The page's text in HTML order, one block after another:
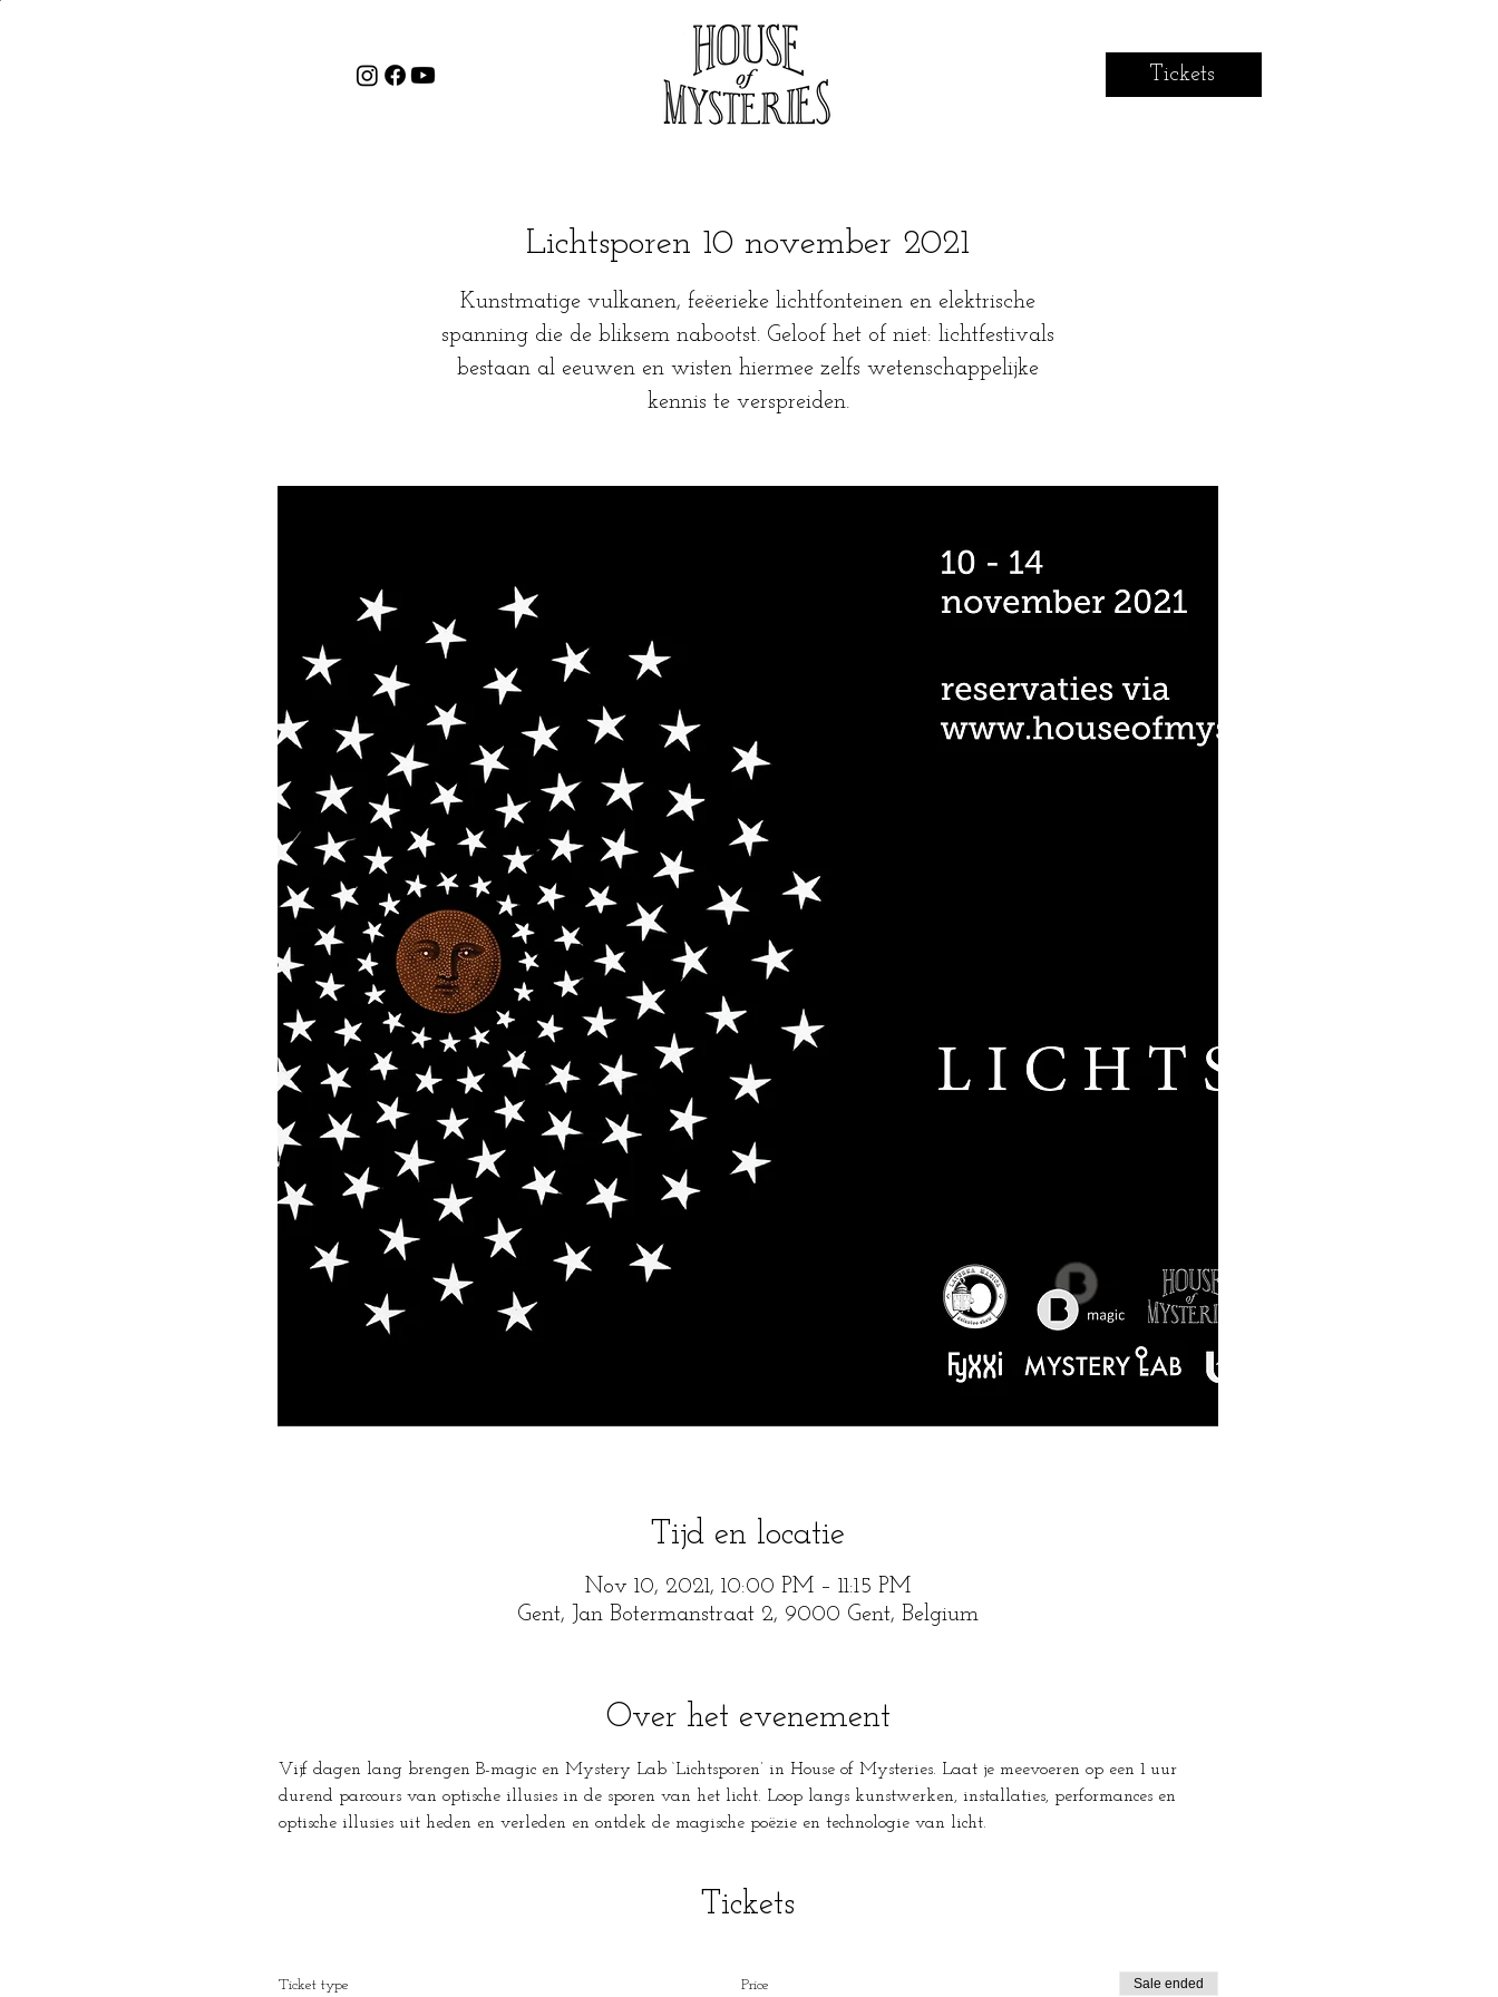
Tickets
Lichtsporen 10 november 2021
Kunstmatige vulkanen, feëerieke lichtfonteinen en elektrische
spanning die de bliksem nabootst. Geloof het of niet: lichtfestivals
bestaan al eeuwen en wisten hiermee zelfs wetenschappelijke
kennis te verspreiden.
Tijd en locatie
Nov 10, 2021, 10:00 PM – 11:15 PM
Gent, Jan Botermanstraat 2, 9000 Gent, Belgium
Over het evenement
Vijf dagen lang brengen B-magic en Mystery Lab ‘Lichtsporen’ in House of Mysteries. Laat je meevoeren op een 1 uur
durend parcours van optische illusies in de sporen van het licht. Loop langs kunstwerken, installaties, performances en
optische illusies uit heden en verleden en ontdek de magische poëzie en technologie van licht.
Tickets
Ticket type Price Sale ended